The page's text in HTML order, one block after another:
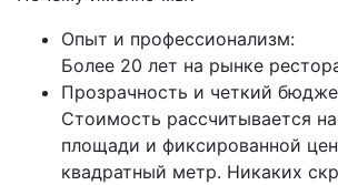
Опыт и профессионализм:
Более 20 лет на рынке
Прозрачность и четкий
Стоимость рассчитывается
площади и фиксированной
квадратный метр. Никаких